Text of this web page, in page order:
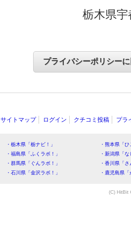
栃木県
サイトマップ ログイン クチコミ投稿 プラ
・栃木県「栃ナビ！」
・熊本県「
・福島県「ふくラボ！」
・新潟県「
・群馬県「ぐんラボ！」
・香川県「
・石川県「金沢ラボ！」
・鹿児島県
(C) HitBit